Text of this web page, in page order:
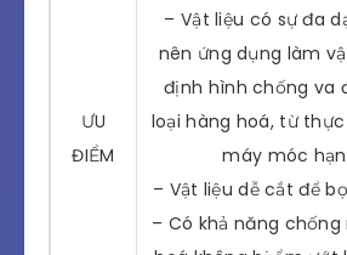
ƯU
ĐIỂM
– Vật liệu có sự đa
nên ứng dụng làm
định hình chống va
loại hàng hoá, từ
máy móc
– Vật liệu dễ cắt để
– Có khả năng